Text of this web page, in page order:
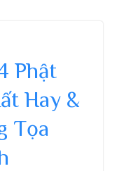
Phật
Hay &
Tọa